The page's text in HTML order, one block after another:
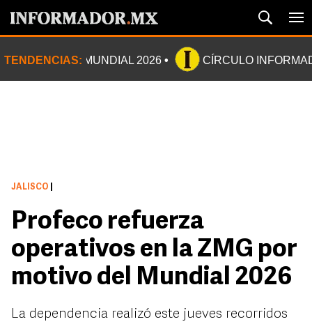
TENDENCIAS: MUNDIAL 2026 CÍRCULO
JALISCO
Profeco refuerza
operativos en la ZMG por
motivo del Mundial 2026
La dependencia realizó este jueves recorridos